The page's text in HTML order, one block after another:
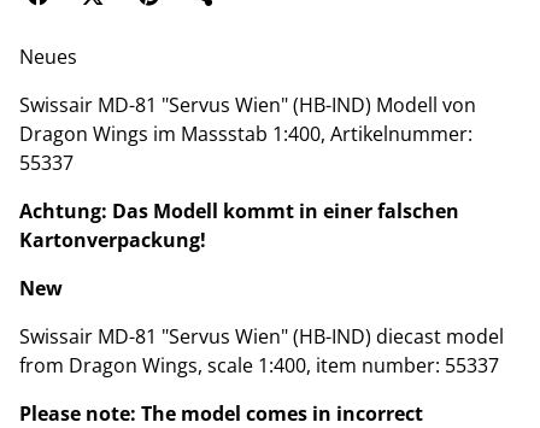
Neues
Swissair MD-81 "Servus Wien" (HB-IND) Modell von
Dragon Wings im Massstab 1:400, Artikelnummer:
55337
Achtung: Das Modell kommt in einer falschen
Kartonverpackung!
New
Swissair MD-81 "Servus Wien" (HB-IND) diecast model
from Dragon Wings, scale 1:400, item number: 55337
Please note: The model comes in incorrect